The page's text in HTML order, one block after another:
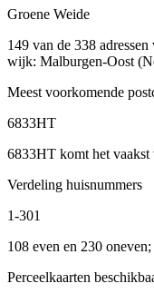
Groene Weide
149 van de 338
wijk: Malburgen-Oost
Meest voorkomende
6833HT
6833HT komt het vaakst
Verdeling huisnummers
1-301
108 even en 230
Perceelkaarten